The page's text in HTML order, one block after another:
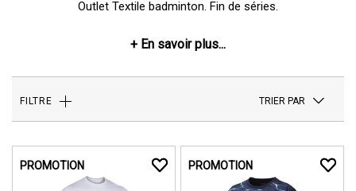
Outlet Textile badminton. Fin de séries.
FILTRE TRIER PAR
PROMOTION PROMOTION